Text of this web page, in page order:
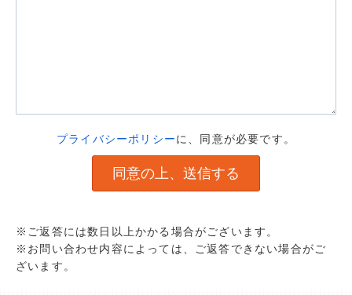
プライバシーポリシーに、同意が必要です。
※ご返答には数日以上かかる場合がございます。
※お問い合わせ内容によっては、ご返答できない場合がご
ざいます。